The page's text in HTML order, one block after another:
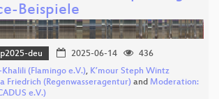
Beispiele
deu 2025-06-14
436
(Flamingo e.V.), K’mour Steph Wintz
Friedrich (Regenwasseragentur) and Moderation:
e.V.)